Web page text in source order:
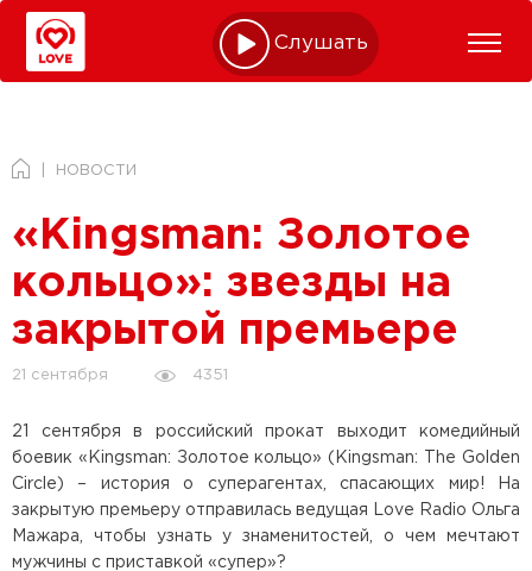
Слушать online
НОВОСТИ
«Kingsman: Золотое
кольцо»: звезды на
закрытой премьере
21 сентября 4351
21 сентября в российский прокат выходит комедийный
боевик «Kingsman: Золотое кольцо» (Kingsman: The Golden
Circle) – история о суперагентах, спасающих мир! На
закрытую премьеру отправилась ведущая Love Radio Ольга
Мажара, чтобы узнать у знаменитостей, о чем мечтают
мужчины с приставкой «супер»?